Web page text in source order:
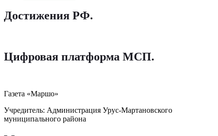
Достижения РФ.
Цифровая платформа МСП.
Газета «Маршо»
Учредитель: Администрация Урус-Мартановского
муниципального района